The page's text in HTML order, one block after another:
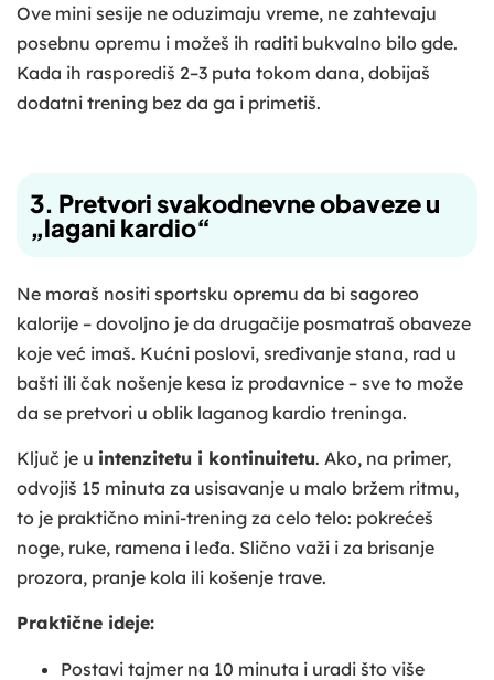
Ove mini sesije ne oduzimaju vreme, ne zahtevaju
posebnu opremu i možeš ih raditi bukvalno bilo gde.
Kada ih rasporediš 2–3 puta tokom dana, dobijaš
dodatni trening bez da ga i primetiš.
3. Pretvori svakodnevne obaveze u
„lagani kardio“
Ne moraš nositi sportsku opremu da bi sagoreo
kalorije – dovoljno je da drugačije posmatraš obaveze
koje već imaš. Kućni poslovi, sređivanje stana, rad u
bašti ili čak nošenje kesa iz prodavnice – sve to može
da se pretvori u oblik laganog kardio treninga.
Ključ je u intenzitetu i kontinuitetu. Ako, na primer,
odvojiš 15 minuta za usisavanje u malo bržem ritmu,
to je praktično mini-trening za celo telo: pokrećeš
noge, ruke, ramena i leđa. Slično važi i za brisanje
prozora, pranje kola ili košenje trave.
Praktične ideje:
Postavi tajmer na 10 minuta i uradi što više